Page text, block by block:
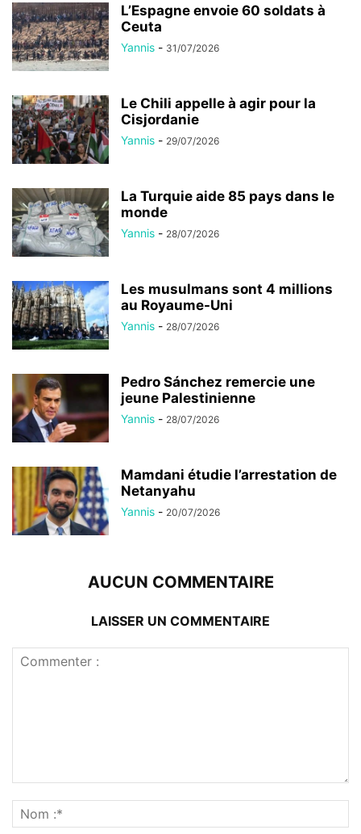
L’Espagne envoie 60 soldats à
Ceuta
Yannis - 31/07/2026
Le Chili appelle à agir pour la
Cisjordanie
Yannis - 29/07/2026
La Turquie aide 85 pays dans le
monde
Yannis - 28/07/2026
Les musulmans sont 4 millions
au Royaume-Uni
Yannis - 28/07/2026
Pedro Sánchez remercie une
jeune Palestinienne
Yannis - 28/07/2026
Mamdani étudie l’arrestation de
Netanyahu
Yannis - 20/07/2026
AUCUN COMMENTAIRE
LAISSER UN COMMENTAIRE